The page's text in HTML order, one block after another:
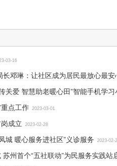
03-16
邓琳：让社区成为居民最放心最安
关爱 智慧助老暖心田”智能手机学
点工作 2023-03-01
成立 2023-02-28
城 暖心服务进社区”义诊服务 2023-02-
州首个“五社联动”为民服务实践站